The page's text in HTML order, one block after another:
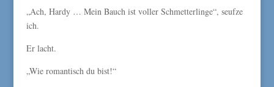
„Ach, Hardy … Mein Bauch ist voller Schmetterlinge“, seufze
ich.
Er lacht.
„Wie romantisch du bist!“